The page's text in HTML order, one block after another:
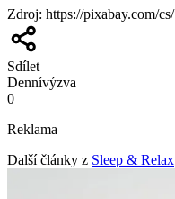
Zdroj: https://pixabay.com/cs/
Sdílet
Dennívýzva
0
Reklama
Další články z Sleep & Relax